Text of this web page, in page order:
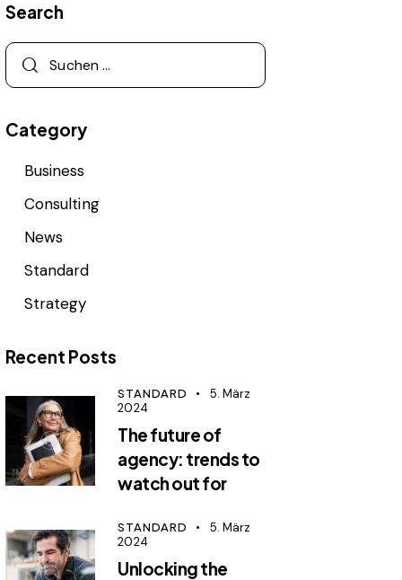
Search
Category
Business
Consulting
News
Standard
Strategy
Recent Posts
STANDARD
5. März
2024
The future of
agency: trends to
watch out for
STANDARD
5. März
2024
Unlocking the